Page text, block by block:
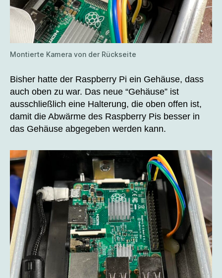
Montierte Kamera von der Rückseite
Bisher hatte der Raspberry Pi ein Gehäuse, dass
auch oben zu war. Das neue “Gehäuse” ist
ausschließlich eine Halterung, die oben offen ist,
damit die Abwärme des Raspberry Pis besser in
das Gehäuse abgegeben werden kann.